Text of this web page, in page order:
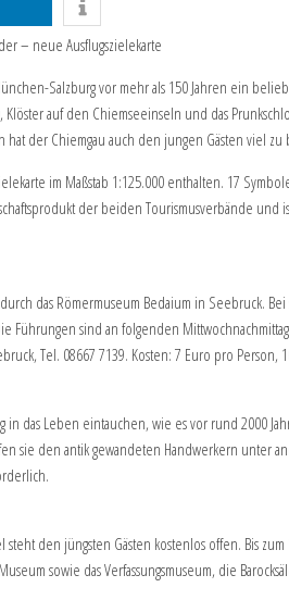
– neue Ausflugszielekarte
Salzburg vor mehr als 150 Jahren ein
auf den Chiemseeinseln und das
der Chiemgau auch den jungen Gästen viel zu
im Maßstab 1:125.000 enthalten. 17
der beiden Tourismusverbände
das Römermuseum Bedaium in
sind an folgenden
Tel. 08667 7139. Kosten: 7 Euro pro Person,
das Leben eintauchen, wie es vor rund 2000
den antik gewandeten Handwerkern unter
steht den jüngsten Gästen kostenlos offen. Bis
sowie das Verfassungsmuseum, die